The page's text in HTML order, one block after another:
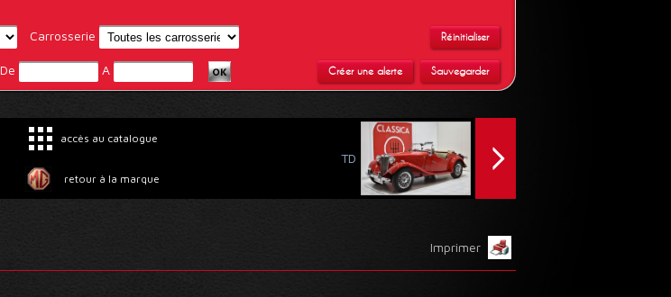
Carrosserie
De A
Réinitialiser
Créer une alerte Sauvegarder
accès au catalogue
retour à la marque
TD
Imprimer